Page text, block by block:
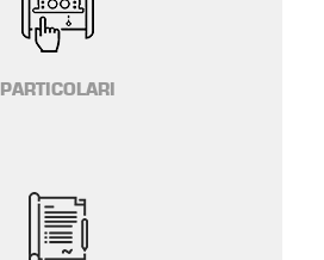
PARTICOLARI